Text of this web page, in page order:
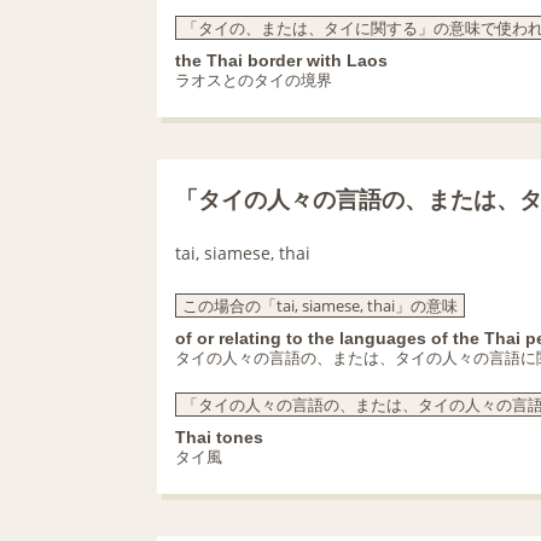
「タイの、または、タイに関する」の意味で使わ
the Thai border with Laos
ラオスとのタイの境界
「タイの人々の言語の、または、
tai, siamese, thai
この場合の「tai, siamese, thai」の意味
of or relating to the languages of the Thai
タイの人々の言語の、または、タイの人々の言語に
「タイの人々の言語の、または、タイの人々の
Thai tones
タイ風